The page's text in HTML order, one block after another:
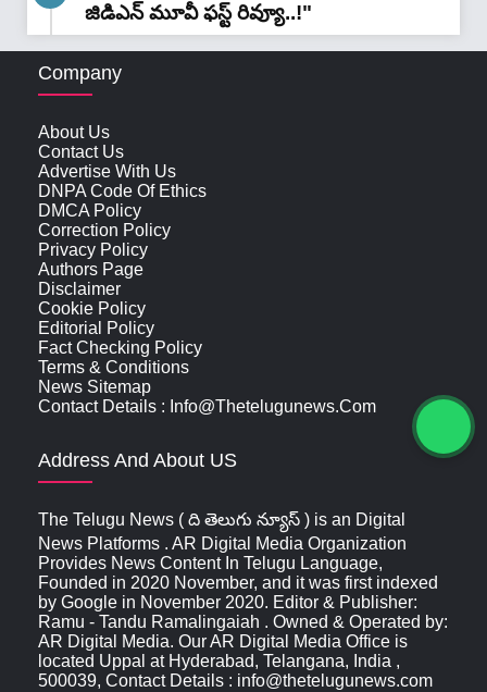
జిడిఎన్ మూవీ ఫ‌స్ట్ రివ్యూ..!"
Company
About Us
Contact Us
Advertise With Us
DNPA Code Of Ethics
DMCA Policy
Correction Policy
Privacy Policy
Authors Page
Disclaimer
Cookie Policy
Editorial Policy
Fact Checking Policy
Terms & Conditions
News Sitemap
Contact Details : Info@thetelugunews.com
Address And About US
The Telugu News ( ది తెలుగు న్యూస్‌ ) is an Digital
News Platforms . AR Digital Media Organization
Provides News Content In Telugu Language,
Founded in 2020 November, and it was first indexed
by Google in November 2020. Editor & Publisher:
Ramu - Tandu Ramalingaiah . Owned & Operated by:
AR Digital Media. Our AR Digital Media Office is
located Uppal at Hyderabad, Telangana, India ,
500039, Contact Details : info@thetelugunews.com